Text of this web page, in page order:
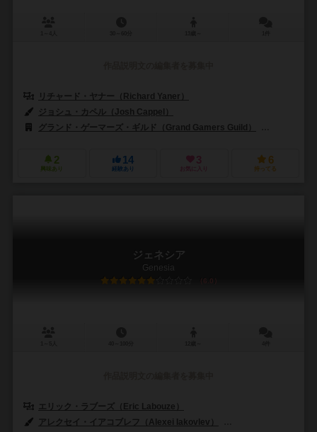
リチャード・ヤナー（Richard Yaner）
ジョシュ・カペル（Josh Cappel）
グランド・ゲーマーズ・ギルド（Grand Gamers Guild）
2
興味あり
14
経験あり
3
お気に入り
6
持ってる
ジェネシア
Genesia
6.0
エリック・ラブーズ（Eric Labouze）
アレクセイ・イアコブレフ（Alexei Iakovlev）